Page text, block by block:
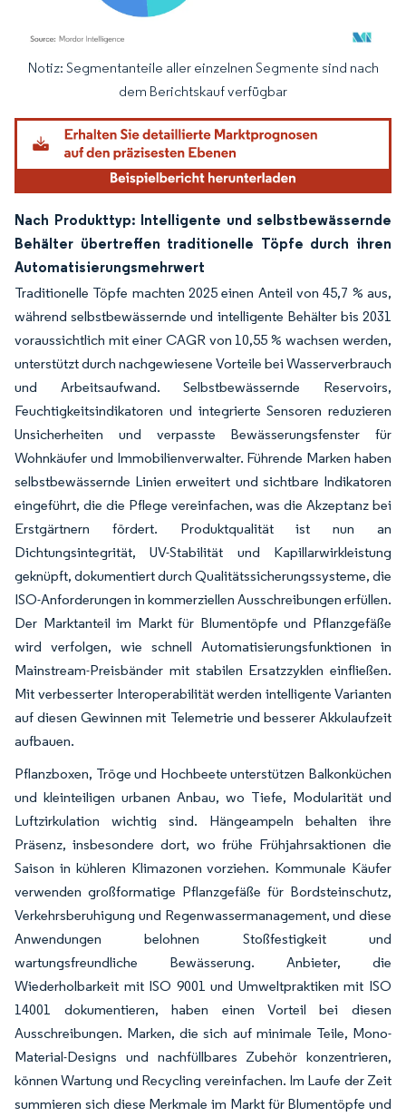
Bild © Mordor Intelligence. Wiederverwendung erfordert Namensnennung
Notiz: Segmentanteile aller einzelnen Segmente sind nach
dem Berichtskauf verfügbar
Nach Produkttyp: Intelligente und selbstbewässernde
Behälter übertreffen traditionelle Töpfe durch ihren
Automatisierungsmehrwert
Traditionelle Töpfe machten 2025 einen Anteil von 45,7 % aus,
während selbstbewässernde und intelligente Behälter bis 2031
voraussichtlich mit einer CAGR von 10,55 % wachsen werden,
unterstützt durch nachgewiesene Vorteile bei Wasserverbrauch
und Arbeitsaufwand. Selbstbewässernde Reservoirs,
Feuchtigkeitsindikatoren und integrierte Sensoren reduzieren
Unsicherheiten und verpasste Bewässerungsfenster für
Wohnkäufer und Immobilienverwalter. Führende Marken haben
selbstbewässernde Linien erweitert und sichtbare Indikatoren
eingeführt, die die Pflege vereinfachen, was die Akzeptanz bei
Erstgärtnern fördert. Produktqualität ist nun an
Dichtungsintegrität, UV-Stabilität und Kapillarwirkleistung
geknüpft, dokumentiert durch Qualitätssicherungssysteme, die
ISO-Anforderungen in kommerziellen Ausschreibungen erfüllen.
Der Marktanteil im Markt für Blumentöpfe und Pflanzgefäße
wird verfolgen, wie schnell Automatisierungsfunktionen in
Mainstream-Preisbänder mit stabilen Ersatzzyklen einfließen.
Mit verbesserter Interoperabilität werden intelligente Varianten
auf diesen Gewinnen mit Telemetrie und besserer Akkulaufzeit
aufbauen.
Pflanzboxen, Tröge und Hochbeete unterstützen Balkonküchen
und kleinteiligen urbanen Anbau, wo Tiefe, Modularität und
Luftzirkulation wichtig sind. Hängeampeln behalten ihre
Präsenz, insbesondere dort, wo frühe Frühjahrsaktionen die
Saison in kühleren Klimazonen vorziehen. Kommunale Käufer
verwenden großformatige Pflanzgefäße für Bordsteinschutz,
Verkehrsberuhigung und Regenwassermanagement, und diese
Anwendungen belohnen Stoßfestigkeit und
wartungsfreundliche Bewässerung. Anbieter, die
Wiederholbarkeit mit ISO 9001 und Umweltpraktiken mit ISO
14001 dokumentieren, haben einen Vorteil bei diesen
Ausschreibungen. Marken, die sich auf minimale Teile, Mono-
Material-Designs und nachfüllbares Zubehör konzentrieren,
können Wartung und Recycling vereinfachen. Im Laufe der Zeit
summieren sich diese Merkmale im Markt für Blumentöpfe und